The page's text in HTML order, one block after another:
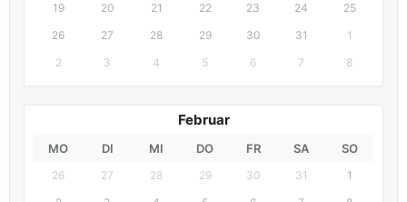
19
20 21 22 23 24
25
26
27 28 29 30 31
1
2
3 4 5 6 7 8
Februar
MO DI MI DO FR SA SO
26 27 28 29 30 31
1